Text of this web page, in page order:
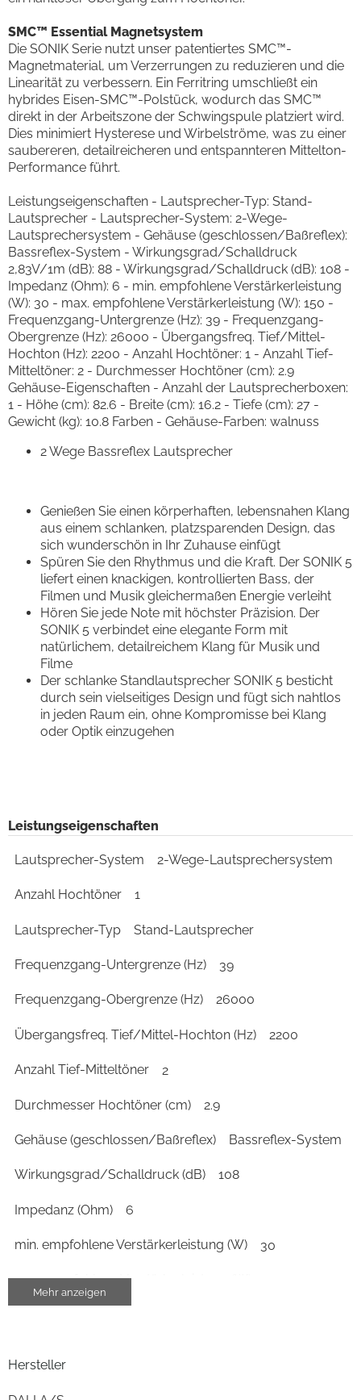
SMC™ Essential Magnetsystem
Die SONIK Serie nutzt unser patentiertes SMC™-
Magnetmaterial, um Verzerrungen zu reduzieren und die
Linearität zu verbessern. Ein Ferritring umschließt ein
hybrides Eisen-SMC™-Polstück, wodurch das SMC™
direkt in der Arbeitszone der Schwingspule platziert wird.
Dies minimiert Hysterese und Wirbelströme, was zu einer
saubereren, detailreicheren und entspannteren Mittelton-
Performance führt.
Leistungseigenschaften - Lautsprecher-Typ: Stand-
Lautsprecher - Lautsprecher-System: 2-Wege-
Lautsprechersystem - Gehäuse (geschlossen/Baßreflex):
Bassreflex-System - Wirkungsgrad/Schalldruck
2,83V/1m (dB): 88 - Wirkungsgrad/Schalldruck (dB): 108 -
Impedanz (Ohm): 6 - min. empfohlene Verstärkerleistung
(W): 30 - max. empfohlene Verstärkerleistung (W): 150 -
Frequenzgang-Untergrenze (Hz): 39 - Frequenzgang-
Obergrenze (Hz): 26000 - Übergangsfreq. Tief/Mittel-
Hochton (Hz): 2200 - Anzahl Hochtöner: 1 - Anzahl Tief-
Mitteltöner: 2 - Durchmesser Hochtöner (cm): 2.9
Gehäuse-Eigenschaften - Anzahl der Lautsprecherboxen:
1 - Höhe (cm): 82.6 - Breite (cm): 16.2 - Tiefe (cm): 27 -
Gewicht (kg): 10.8 Farben - Gehäuse-Farben: walnuss
2 Wege Bassreflex Lautsprecher
Genießen Sie einen körperhaften, lebensnahen Klang
aus einem schlanken, platzsparenden Design, das
sich wunderschön in Ihr Zuhause einfügt
Spüren Sie den Rhythmus und die Kraft. Der SONIK 5
liefert einen knackigen, kontrollierten Bass, der
Filmen und Musik gleichermaßen Energie verleiht
Hören Sie jede Note mit höchster Präzision. Der
SONIK 5 verbindet eine elegante Form mit
natürlichem, detailreichem Klang für Musik und
Filme
Der schlanke Standlautsprecher SONIK 5 besticht
durch sein vielseitiges Design und fügt sich nahtlos
in jeden Raum ein, ohne Kompromisse bei Klang
oder Optik einzugehen
Leistungseigenschaften
Lautsprecher-System 2-Wege-Lautsprechersystem
Anzahl Hochtöner 1
Lautsprecher-Typ Stand-Lautsprecher
Frequenzgang-Untergrenze (Hz) 39
Frequenzgang-Obergrenze (Hz) 26000
Übergangsfreq. Tief/Mittel-Hochton (Hz) 2200
Anzahl Tief-Mitteltöner 2
Durchmesser Hochtöner (cm) 2.9
Gehäuse (geschlossen/Baßreflex) Bassreflex-System
Wirkungsgrad/Schalldruck (dB) 108
Impedanz (Ohm) 6
min. empfohlene Verstärkerleistung (W) 30
max. empfohlene Verstärkerleistung (W)
Gehäuse-Eigenschaften
Breite (cm)
Mehr anzeigen
Hersteller